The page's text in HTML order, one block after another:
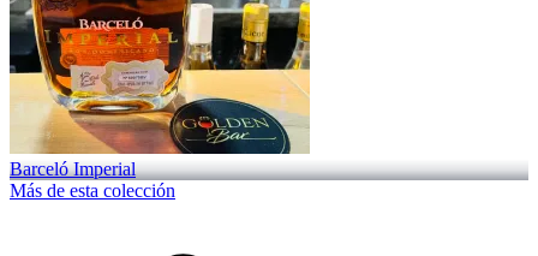
Barceló Imperial
Más de esta colección